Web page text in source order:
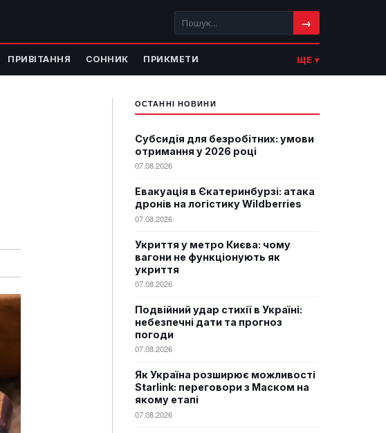
→
ПРИВІТАННЯ СОННИК ПРИКМЕТИ ЩЕ ▾
ОСТАННІ НОВИНИ
Субсидія для безробітних: умови
отримання у 2026 році
07.08.2026
Евакуація в Єкатеринбурзі: атака
дронів на логістику Wildberries
07.08.2026
Укриття у метро Києва: чому
вагони не функціонують як
укриття
07.08.2026
Подвійний удар стихії в Україні:
небезпечні дати та прогноз
погоди
07.08.2026
Як Україна розширює можливості
Starlink: переговори з Маском на
якому етапі
07.08.2026